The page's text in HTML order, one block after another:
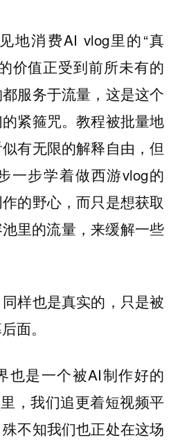
地消费AI vlog里的“真
价值正受到前所未有的
服务于流量，这是这个
紧箍咒。教程被批量地
有无限的解释自由，但
一步学着做西游vlog的
的野心，而只是想获取
里的流量，来缓解一些
样也是真实的，只是被
面。
也是一个被AI制作好的
，我们追更着短视频平
不知我们也正处在这场